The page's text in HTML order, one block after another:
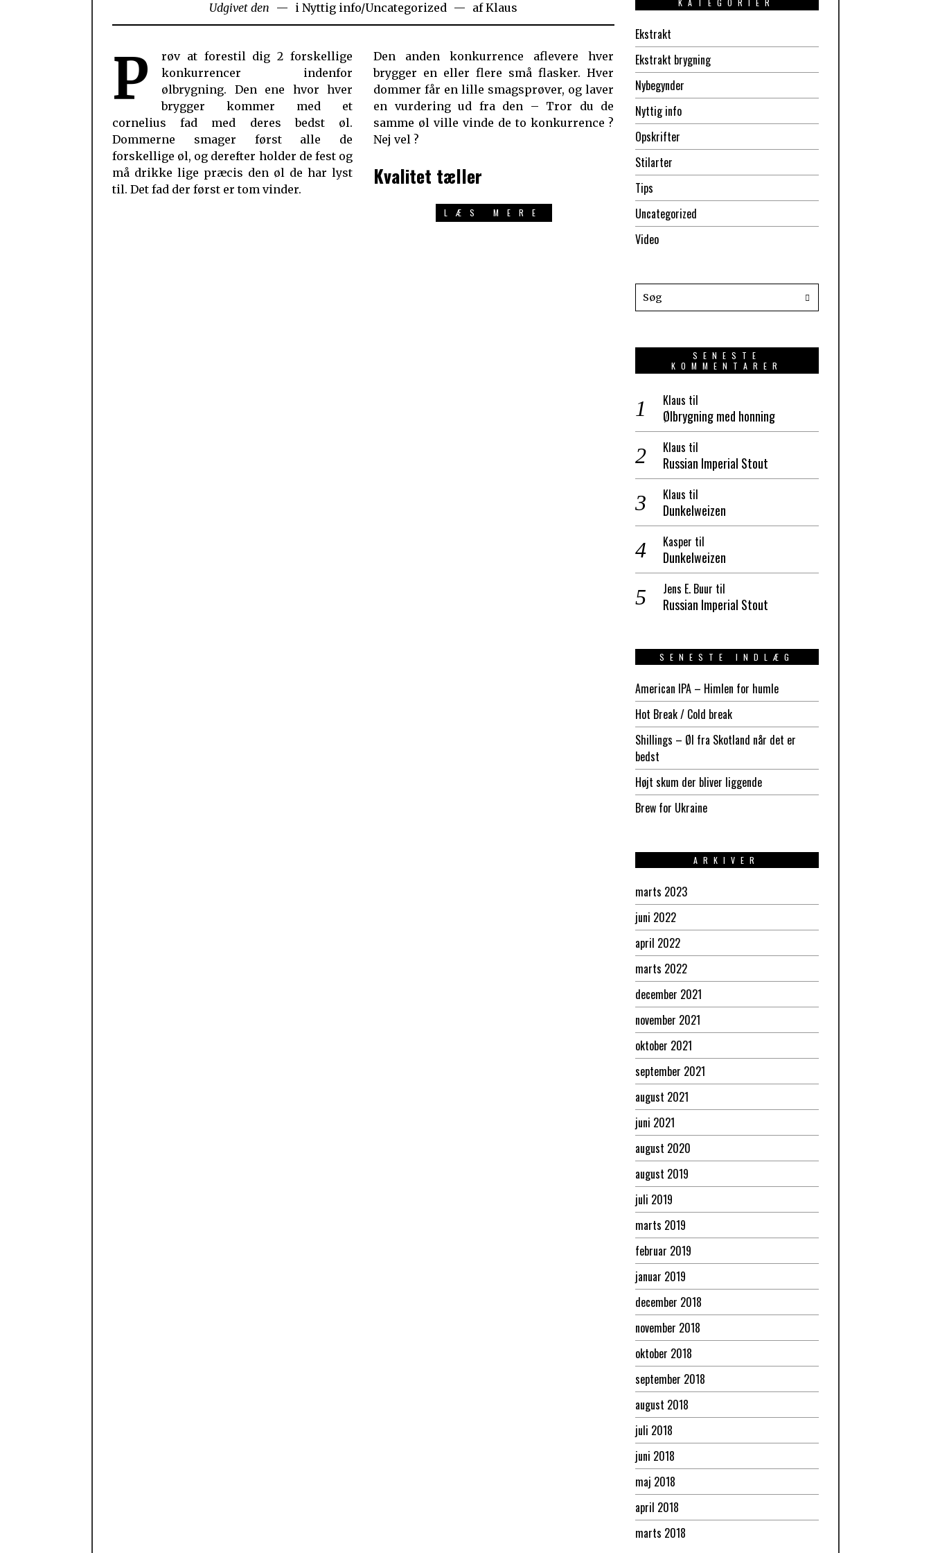
Udgivet den i Nyttig info/Uncategorized afKlaus
P
røv at forestil dig 2 forskellige
konkurrencer indenfor
ølbrygning. Den ene hvor hver
brygger kommer med et
cornelius fad med deres bedst øl.
Dommerne smager først alle de
forskellige øl, og derefter holder de fest og
må drikke lige præcis den øl de har lyst
til. Det fad der først er tom vinder.
Den anden konkurrence aflevere hver
brygger en eller flere små flasker. Hver
dommer får en lille smagsprøver, og laver
en vurdering ud fra den – Tror du de
samme øl ville vinde de to konkurrence ?
Nej vel ?
Kvalitet tæller
LÆS MERE
KATEGORIER
Ekstrakt
Ekstrakt brygning
Nybegynder
Nyttig info
Opskrifter
Stilarter
Tips
Uncategorized
Video
SENESTE
KOMMENTARER
Klaus til
Ølbrygning med honning
Klaus til
Russian Imperial Stout
Klaus til
Dunkelweizen
Kasper til
Dunkelweizen
Jens E. Buur til
Russian Imperial Stout
SENESTE INDLÆG
American IPA – Himlen for humle
Hot Break / Cold break
Shillings – Øl fra Skotland når det er
bedst
Højt skum der bliver liggende
Brew for Ukraine
ARKIVER
marts 2023
juni 2022
april 2022
marts 2022
december 2021
november 2021
oktober 2021
september 2021
august 2021
juni 2021
august 2020
august 2019
juli 2019
marts 2019
februar 2019
januar 2019
december 2018
november 2018
oktober 2018
september 2018
august 2018
juli 2018
juni 2018
maj 2018
april 2018
marts 2018